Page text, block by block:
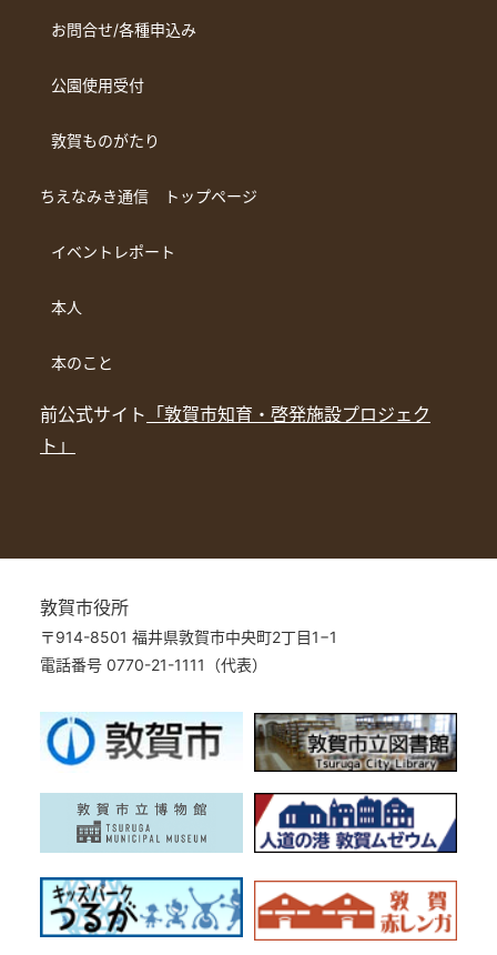
お問合せ/各種申込み
公園使用受付
敦賀ものがたり
ちえなみき通信 トップページ
イベントレポート
本人
本のこと
前公式サイト 「敦賀市知育・啓発施設プロジェク
ト」
敦賀市役所
〒914-8501 福井県敦賀市中央町2丁目1−1
電話番号 0770-21-1111（代表）